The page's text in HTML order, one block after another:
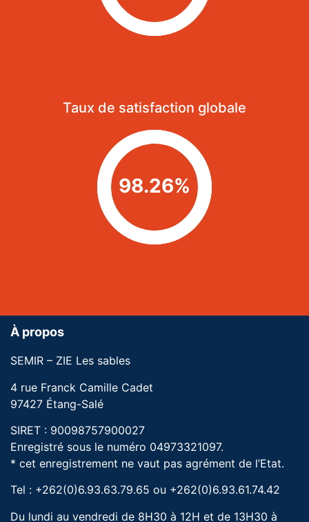
Taux de satisfaction globale
98.26%
À propos
SEMIR – ZIE Les sables
4 rue Franck Camille Cadet
97427 Étang-Salé
SIRET : 90098757900027
Enregistré sous le numéro 04973321097.
* cet enregistrement ne vaut pas agrément de l’Etat.
Tel : +262(0)6.93.63.79.65 ou +262(0)6.93.61.74.42
Du lundi au vendredi de 8H30 à 12H et de 13H30 à